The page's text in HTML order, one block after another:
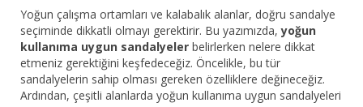
Plastik Sandalye
Dış Mekan Sandalyeler
Masalar
Yoğun çalışma ortamları ve kalabalık alanlar, doğru sandalye
seçiminde dikkatli olmayı gerektirir. Bu yazımızda,yoğun
kullanıma uygun sandalyeler belirlerken nelere dikkat
etmeniz gerektiğini keşfedeceğiz. Öncelikle, bu tür
sandalyelerin sahip olması gereken özelliklere değineceğiz.
Ardından, çeşitli alanlarda yoğun kullanıma uygun sandalyeleri